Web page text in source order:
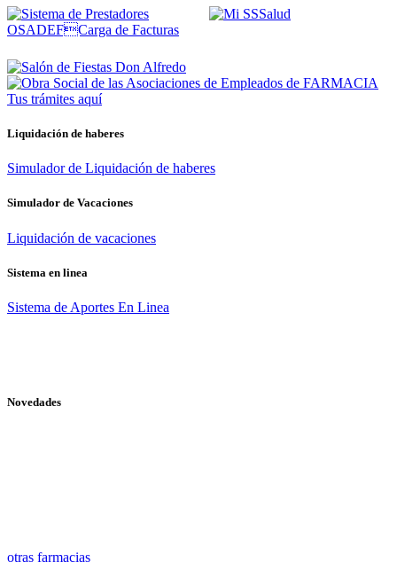
Tus trámites aquí
Liquidación de haberes
Simulador de Liquidación de haberes
Simulador de Vacaciones
Liquidación de vacaciones
Sistema en linea
Sistema de Aportes En Linea
Novedades
otras farmacias